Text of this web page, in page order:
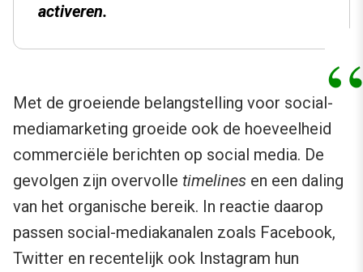
activeren.
Met de groeiende belangstelling voor social-
mediamarketing groeide ook de hoeveelheid
commerciële berichten op social media. De
gevolgen zijn overvolle timelines en een daling
van het organische bereik. In reactie daarop
passen social-mediakanalen zoals Facebook,
Twitter en recentelijk ook Instagram hun